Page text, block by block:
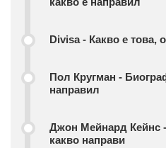
Divisa - Какво е това,
Пол Кругман -
направил
Джон Мейнард Кейнс
какво направи